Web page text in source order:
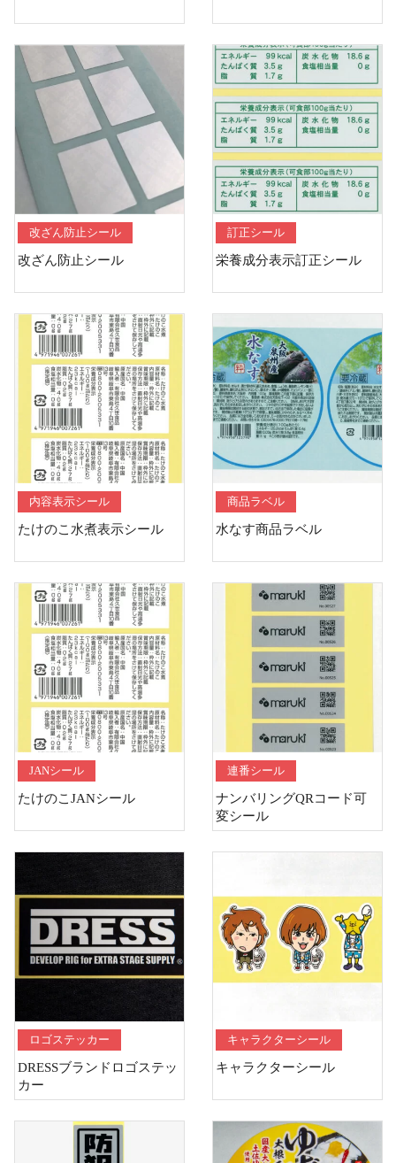
改ざん防止シール
改ざん防止シール
訂正シール
栄養成分表示訂正シール
内容表示シール
たけのこ水煮表示シール
商品ラベル
水なす商品ラベル
JANシール
たけのこJANシール
連番シール
ナンバリングQRコード可
変シール
ロゴステッカー
DRESSブランドロゴステッ
カー
キャラクターシール
キャラクターシール